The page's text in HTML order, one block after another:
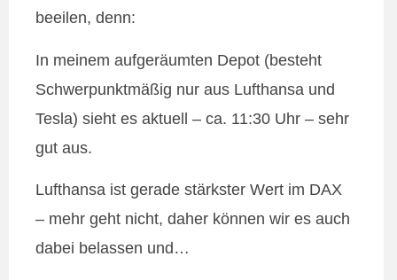
beeilen, denn:
In meinem aufgeräumten Depot (besteht
Schwerpunktmäßig nur aus Lufthansa und
Tesla) sieht es aktuell – ca. 11:30 Uhr – sehr
gut aus.
Lufthansa ist gerade stärkster Wert im DAX
– mehr geht nicht, daher können wir es auch
dabei belassen und…